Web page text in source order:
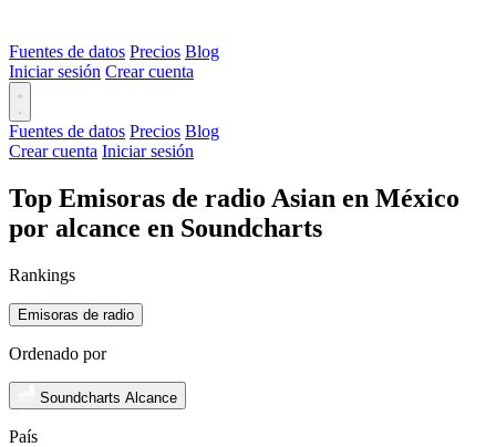
Fuentes de datos Precios Blog
Iniciar sesión Crear cuenta
Fuentes de datos Precios Blog
Crear cuenta Iniciar sesión
Top Emisoras de radio Asian en México
por alcance en Soundcharts
Rankings
Emisoras de radio
Ordenado por
Soundcharts Alcance
País